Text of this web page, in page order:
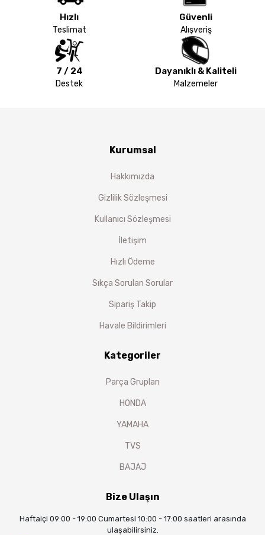
Hızlı
Teslimat
Güvenli
Alışveriş
7 / 24
Destek
Dayanıklı & Kaliteli
Malzemeler
Kurumsal
Hakkımızda
Gizlilik Sözleşmesi
Kullanıcı Sözleşmesi
İletişim
Hızlı Ödeme
Sıkça Sorulan Sorular
Sipariş Takip
Havale Bildirimleri
Kategoriler
Parça Grupları
HONDA
YAMAHA
TVS
BAJAJ
Bize Ulaşın
Haftaiçi 09:00 - 19:00 Cumartesi 10:00 - 17:00 saatleri arasında
ulaşabilirsiniz.